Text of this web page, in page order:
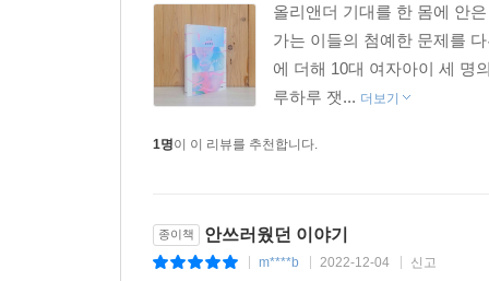
올리앤더 기대를 한 몸에 안
가는 이들의 첨예한 문제를
에 더해 10대 여자아이 세 명
루하루 잿... 더보기
1명이 이 리뷰를 추천합니다.
종이책 안쓰러웠던 이야기
m****b 2022-12-04 신고